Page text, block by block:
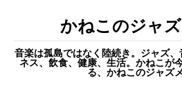
かねこのジャ
音楽は孤島ではなく陸続き。ジャズ
ネス、飲食、健康、生活。かねこが
る、かねこのジャズ